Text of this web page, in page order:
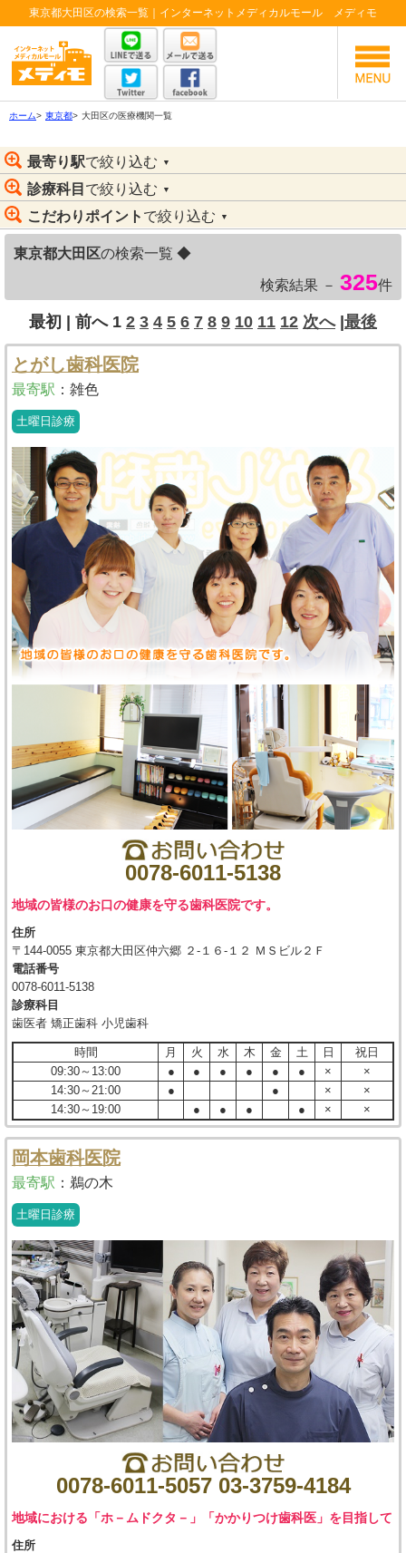
東京都大田区の検索一覧｜インターネットメディカルモール メディモ
ホーム> 東京都> 大田区の医療機関一覧
最寄り駅で絞り込む ▼
診療科目 で絞り込む ▼
こだわりポイント で絞り込む ▼
東京都大田区の検索一覧 ◆
検索結果 － 325件
最初 | 前へ 1 2 3 4 5 6 7 8 9 10 11 12 次へ|最後
とがし歯科医院
最寄駅 ： 雑色
土曜日診療
0078-6011-5138
地域の皆様のお口の健康を守る歯科医院です。
住所
〒144-0055 東京都大田区仲六郷 ２-１６-１２ ＭＳビル２Ｆ
電話番号
0078-6011-5138
診療科目
歯医者 矯正歯科 小児歯科
時間 月 火 水 木 金 土 日
祝日
09:30～13:00
● ● ● ● ● ● ×
×
14:30～21:00
● ● ×
×
14:30～19:00
● ● ● ● × ×
岡本歯科医院
最寄駅 ： 鵜の木
土曜日診療
0078-6011-5057 03-3759-4184
地域における「ホ－ムドクタ－」「かかりつけ歯科医」を目指して
住所